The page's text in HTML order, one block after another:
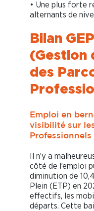
• Une plus forte
alternants de
Bilan
(Gestion
des
Emploi en
visibilité sur
Professionnels
Il n’y a
côté de l’emploi
diminution de
Plein (ETP) en
effectifs, les
départs. Cette